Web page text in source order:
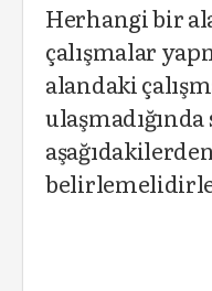
Herhangi bir
çalışmalar
alandaki